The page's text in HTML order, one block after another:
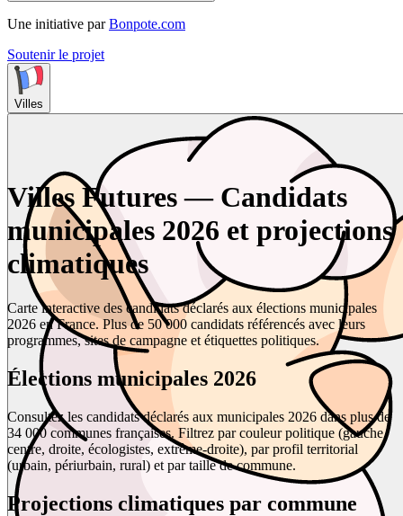
Une initiative par Bonpote.com
Soutenir le projet
Villes
Villes Futures — Candidats
municipales 2026 et projections
climatiques
Carte interactive des candidats déclarés aux élections municipales
2026 en France. Plus de 50 000 candidats référencés avec leurs
programmes, sites de campagne et étiquettes politiques.
Élections municipales 2026
Consultez les candidats déclarés aux municipales 2026 dans plus de
34 000 communes françaises. Filtrez par couleur politique (gauche,
centre, droite, écologistes, extrême-droite), par profil territorial
(urbain, périurbain, rural) et par taille de commune.
Projections climatiques par commune